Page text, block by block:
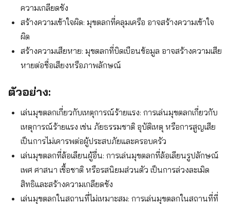
ความเกลียดชัง
สร้างความเข้าใจผิด: มุขตลกที่คลุมเครือ อาจสร้างความเข้าใจ
ผิด
สร้างความเสียหาย: มุขตลกที่บิดเบือนข้อมูล อาจสร้างความเสีย
หายต่อชื่อเสียงหรือภาพลักษณ์
ตัวอย่าง:
เล่นมุขตลกเกี่ยวกับเหตุการณ์ร้ายแรง: การเล่นมุขตลกเกี่ยวกับ
เหตุการณ์ร้ายแรง เช่น ภัยธรรมชาติ อุบัติเหตุ หรือการสูญเสีย
เป็นการไม่เคารพต่อผู้ประสบภัยและครอบครัว
เล่นมุขตลกที่ล้อเลียนผู้อื่น: การเล่นมุขตลกที่ล้อเลียนรูปลักษณ์
เพศ ศาสนา เชื้อชาติ หรือรสนิยมส่วนตัว เป็นการล่วงละเมิด
สิทธิและสร้างความเกลียดชัง
เล่นมุขตลกในสถานที่ไม่เหมาะสม: การเล่นมุขตลกในสถานที่ที่